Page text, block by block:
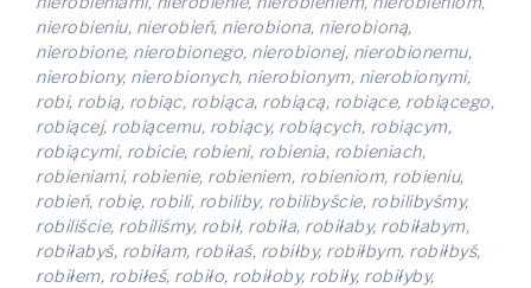
nierobieniu, nierobień, nierobiona, nierobioną,
nierobione, nierobionego, nierobionej, nierobionemu,
nierobiony, nierobionych, nierobionym, nierobionymi,
robi, robią, robiąc, robiąca, robiącą, robiące, robiącego,
robiącej, robiącemu, robiący, robiących, robiącym,
robiącymi, robicie, robieni, robienia, robieniach,
robieniami, robienie, robieniem, robieniom, robieniu,
robień, robię, robili, robiliby, robilibyście, robilibyśmy,
robiliście, robiliśmy, robił, robiła, robiłaby, robiłabym,
robiłabyś, robiłam, robiłaś, robiłby, robiłbym, robiłbyś,
robiłem, robiłeś, robiło, robiłoby, robiły, robiłyby,